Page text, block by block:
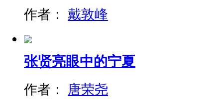
作者： 戴敦峰
张贤亮眼中的宁夏
作者： 唐荣尧